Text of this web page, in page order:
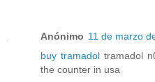
Anónimo 11 de marzo
buy tramadol tramadol
the counter in usa